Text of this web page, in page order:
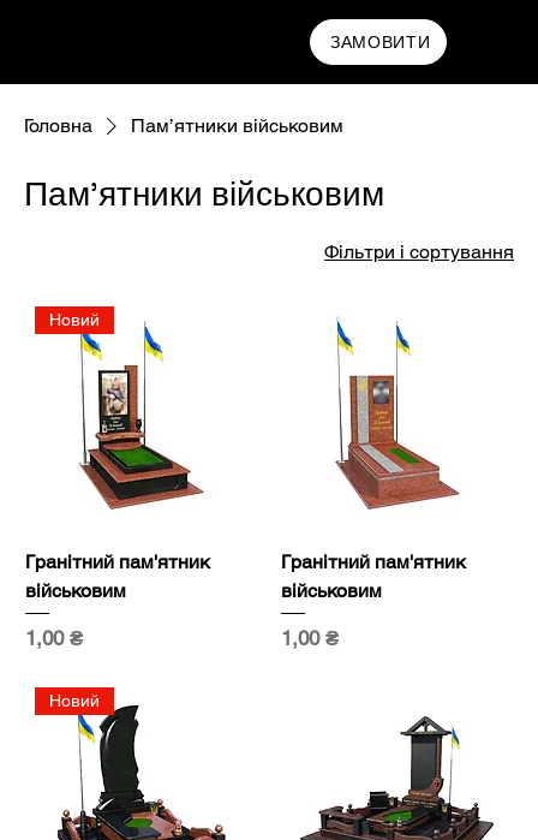
ЗАМОВИТИ
Головна Пам’ятники військовим
Пам’ятники військовим
Фільтри і сортування
Новий
Гранітний пам'ятник
військовим
Ціна
1,00 ₴
Гранітний пам'ятник
військовим
Ціна
1,00 ₴
Новий